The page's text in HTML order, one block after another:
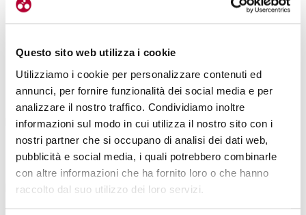
Questo sito web utilizza i cookie
Utilizziamo i cookie per personalizzare contenuti ed
annunci, per fornire funzionalità dei social media e per
analizzare il nostro traffico. Condividiamo inoltre
informazioni sul modo in cui utilizza il nostro sito con i
nostri partner che si occupano di analisi dei dati web,
pubblicità e social media, i quali potrebbero combinarle
con altre informazioni che ha fornito loro o che hanno
raccolto dal suo utilizzo dei loro servizi.
«Chiude le nostra gamma laTalon E+, la bici jr elettrica che come
batteria sfrutta il range extended delle nostre bici adulto.A
conferma di un vero e proprio ecosistema Giant, qualora un
genitore avesse una delle nostre e-bike. A completare il discorso
bici jr c’èLiv che segue l’idea di Giant, ovviamente supportando le
bimbe in biciclettacon dei prodotti specifici per loro. Un aspetto